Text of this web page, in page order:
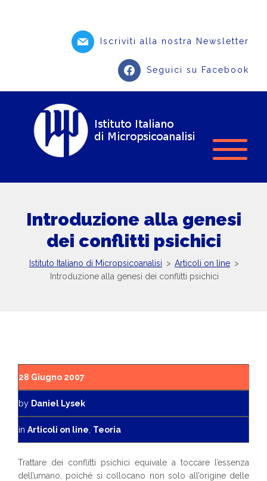
Iscriviti alla nostra Newsletter
Seguici su Facebook
Introduzione alla genesi
dei conflitti psichici
Istituto Italiano di Micropsicoanalisi > Articoli on line >
Introduzione alla genesi dei conflitti psichici
28 Giugno 2007
by Daniel Lysek
in Articoli on line Teoria
Trattare dei conflitti psichici equivale a toccare l’essenza
dell’umano, poiché si collocano non solo all’origine delle